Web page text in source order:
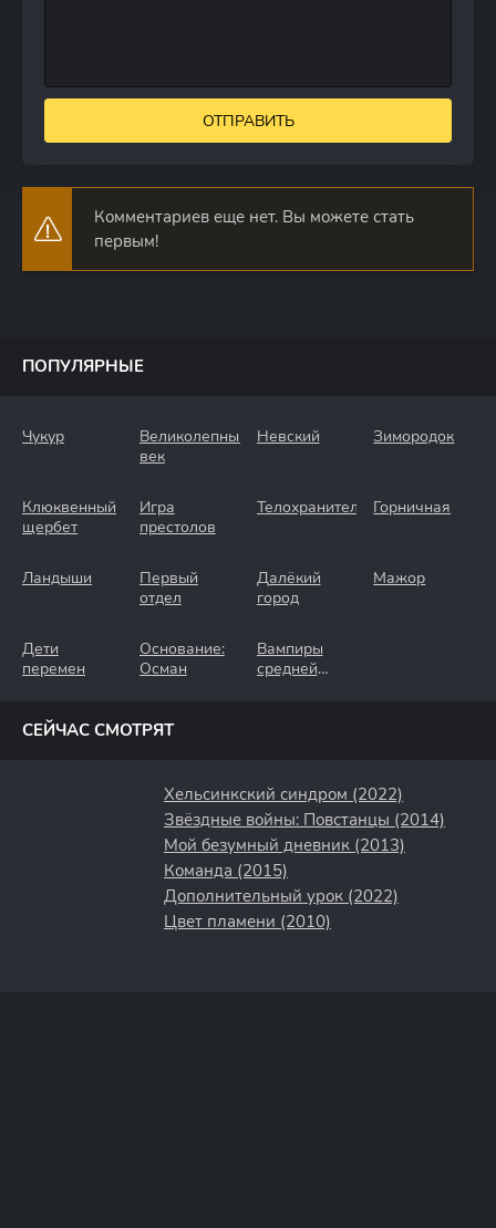
ОТПРАВИТЬ
Комментариев еще нет. Вы можете стать
первым!
ПОПУЛЯРНЫЕ
Чукур
Великолепный
век
Невский Зимородок
Клюквенный
щербет
Игра
престолов
Телохранители Горничная
Ландыши
Первый
отдел
Далёкий
город
Мажор
Дети
перемен
Основание:
Осман
Вампиры
средней
СЕЙЧАС СМОТРЯТ
Хельсинкский синдром (2022)
Звёздные войны: Повстанцы (2014)
Мой безумный дневник (2013)
Команда (2015)
Дополнительный урок (2022)
Цвет пламени (2010)